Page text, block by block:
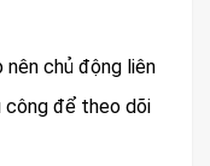
nên chủ động liên
công để theo dõi